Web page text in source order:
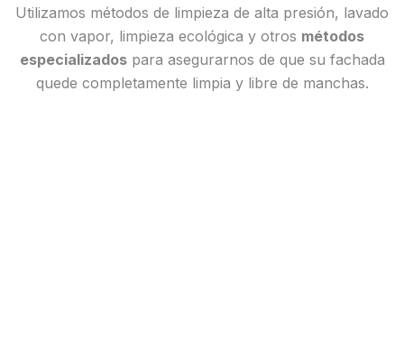
Utilizamos métodos de limpieza de alta presión, lavado
con vapor, limpieza ecológica y otros métodos
especializadospara asegurarnos de que su fachada
quede completamente limpia y libre de manchas.